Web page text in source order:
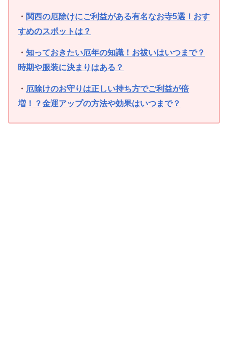
・ 関西の厄除けにご利益がある有名なお寺5選！おす
すめのスポットは？
・知っておきたい厄年の知識！お祓いはいつまで？
時期や服装に決まりはある？
・ 厄除けのお守りは正しい持ち方でご利益が倍
増！？金運アップの方法や効果はいつまで？